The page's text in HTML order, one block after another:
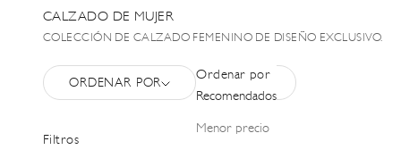
CALZADO DE MUJER
COLECCIÓN DE CALZADO FEMENINO DE DISEÑO EXCLUSIVO.
FILTRAR
ORDENAR POR
Ordenar por
Recomendados
Menor precio
Filtros